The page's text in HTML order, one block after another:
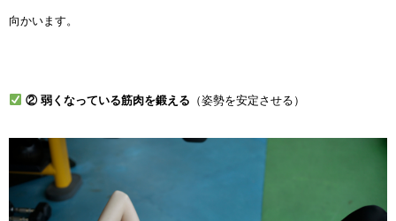
向かいます。
② 弱くなっている筋肉を鍛える （姿勢を安定させる）